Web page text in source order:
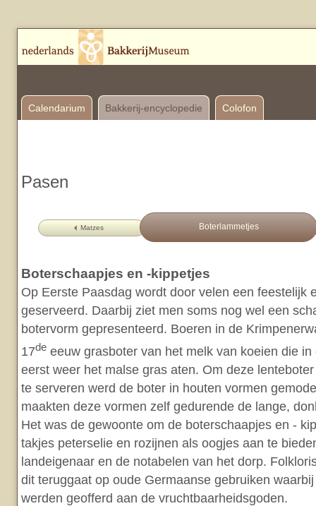
Calendarium Bakkerij-encyclopedie Colofon
Pasen
Matzes Boterlammetjes
Boterschaapjes en -kippetjes
Op Eerste Paasdag wordt door velen een feestelijk
geserveerd. Daarbij ziet men soms nog wel een
botervorm gepresenteerd. Boeren in de
17de eeuw grasboter van het melk van koeien die
eerst weer het malse gras aten. Om deze
te serveren werd de boter in houten vormen
maakten deze vormen zelf gedurende de lange,
Het was de gewoonte om de boterschaapjes en -
takjes peterselie en rozijnen als oogjes aan te
landeigenaar en de notabelen van het dorp.
dit teruggaat op oude Germaanse gebruiken
werden geofferd aan de vruchtbaarheidsgoden.